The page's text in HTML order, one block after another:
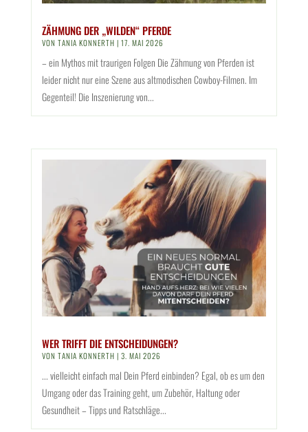
ZÄHMUNG DER „WILDEN“ PFERDE
VON TANIA KONNERTH | 17. MAI 2026
– ein Mythos mit traurigen Folgen Die Zähmung von Pferden ist
leider nicht nur eine Szene aus altmodischen Cowboy-Filmen. Im
Gegenteil! Die Inszenierung von...
WER TRIFFT DIE ENTSCHEIDUNGEN?
VON TANIA KONNERTH | 3. MAI 2026
... vielleicht einfach mal Dein Pferd einbinden? Egal, ob es um den
Umgang oder das Training geht, um Zubehör, Haltung oder
Gesundheit – Tipps und Ratschläge...